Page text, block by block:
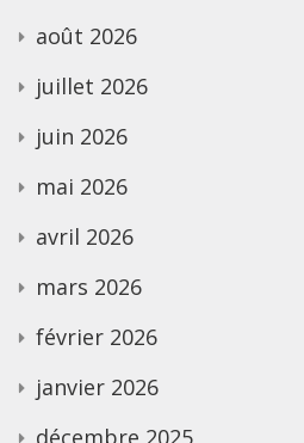
août 2026
juillet 2026
juin 2026
mai 2026
avril 2026
mars 2026
février 2026
janvier 2026
décembre 2025